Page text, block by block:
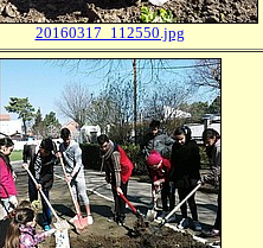
20160317_112550.jpg